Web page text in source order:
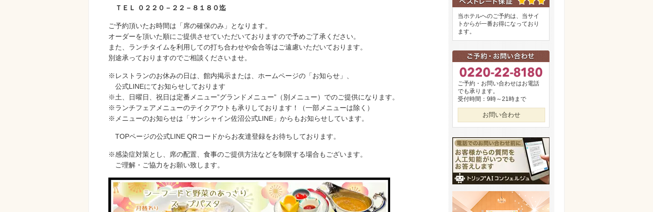
ＴＥＬ ０２２０－２２－８１８０迄
ご予約頂いたお時間は「席の確保のみ」となります。
オーダーを頂いた順にご提供させていただいておりますので予めご了承ください。
また、ランチタイムを利用しての打ち合わせや会合等はご遠慮いただいております。
別途承っておりますのでご相談くださいませ。
※レストランのお休みの日は、館内掲示または、ホームページの「お知らせ」、
公式LINEにてお知らせしております
※土、日曜日、祝日は定番メニュー”グランドメニュー”（別メニュー）でのご提供になります。
※ランチフェアメニューのテイクアウトも承りしております！（一部メニューは除く）
※メニューのお知らせは「サンシャイン佐沼公式LINE」からもお知らせしています。
TOPページの公式LINE QRコードからお友達登録をお待ちしております。
※感染症対策とし、席の配置、食事のご提供方法などを制限する場合もございます。
ご理解・ご協力をお願い致します。
当ホテルへのご予約は、当サイ
トからが一番お得になっており
ます。
ご予約・お問い合わせはお電話
でも承ります。
受付時間：9時～21時まで
お問い合わせ